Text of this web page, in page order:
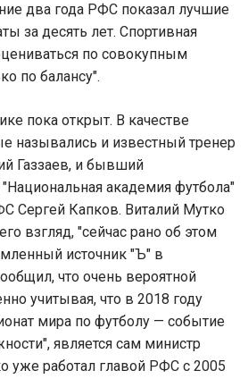
два года РФС показал лучшие
за десять лет. Спортивная
по совокупным
по балансу".
пока открыт. В качестве
назывались и известный тренер
Газзаев, и бывший
академия футбола"
Сергей Капков. Виталий Мутко
взгляд, "сейчас рано об этом
источник "Ъ" в
что очень вероятной
учитывая, что в 2018 году
мира по футболу — событие
является сам министр
уже работал главой РФС с 2005